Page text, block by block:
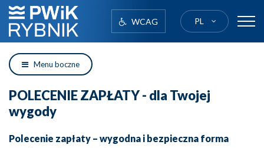
logo
WCAG PL
Menu boczne
POLECENIE ZAPŁATY - dla Twojej
wygody
Polecenie zapłaty – wygodna i bezpieczna forma